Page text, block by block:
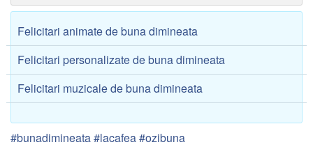
Felicitari animate de buna dimineata
Felicitari personalizate de buna dimineata
Felicitari muzicale de buna dimineata
#bunadimineata #lacafea #ozibuna